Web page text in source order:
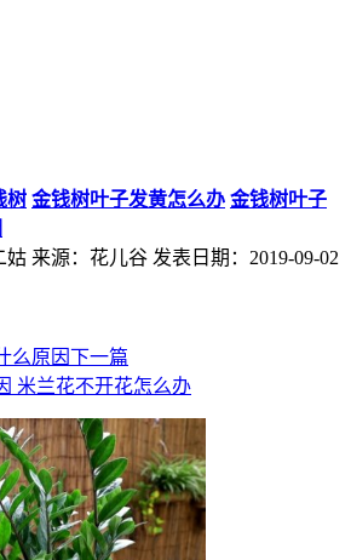
树 金钱树叶子发黄怎么办 金钱树叶子
来源：花儿谷 发表日期：2019-09-02
么原因下一篇
米兰花不开花怎么办